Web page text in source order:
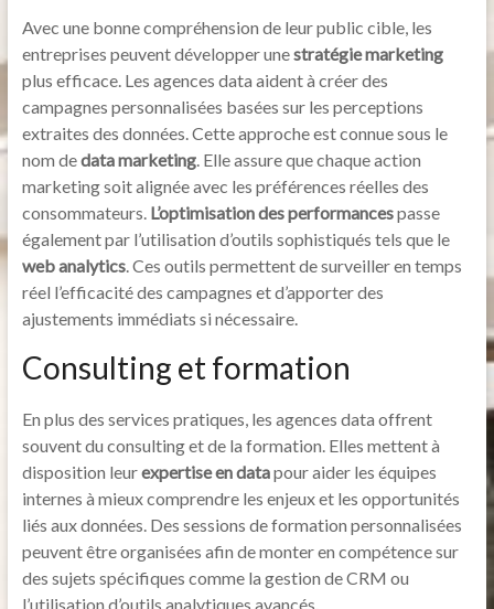
Avec une bonne compréhension de leur public cible, les
entreprises peuvent développer unestratégie marketing
plus efficace. Les agences data aident à créer des
campagnes personnalisées basées sur les perceptions
extraites des données. Cette approche est connue sous le
nom dedata marketing. Elle assure que chaque action
marketing soit alignée avec les préférences réelles des
consommateurs. L’optimisation des performancespasse
également par l’utilisation d’outils sophistiqués tels que le
web analytics. Ces outils permettent de surveiller en temps
réel l’efficacité des campagnes et d’apporter des
ajustements immédiats si nécessaire.
Consulting et formation
En plus des services pratiques, les agences data offrent
souvent du consulting et de la formation. Elles mettent à
disposition leurexpertise en datapour aider les équipes
internes à mieux comprendre les enjeux et les opportunités
liés aux données. Des sessions de formation personnalisées
peuvent être organisées afin de monter en compétence sur
des sujets spécifiques comme la gestion de CRM ou
l’utilisation d’outils analytiques avancés.